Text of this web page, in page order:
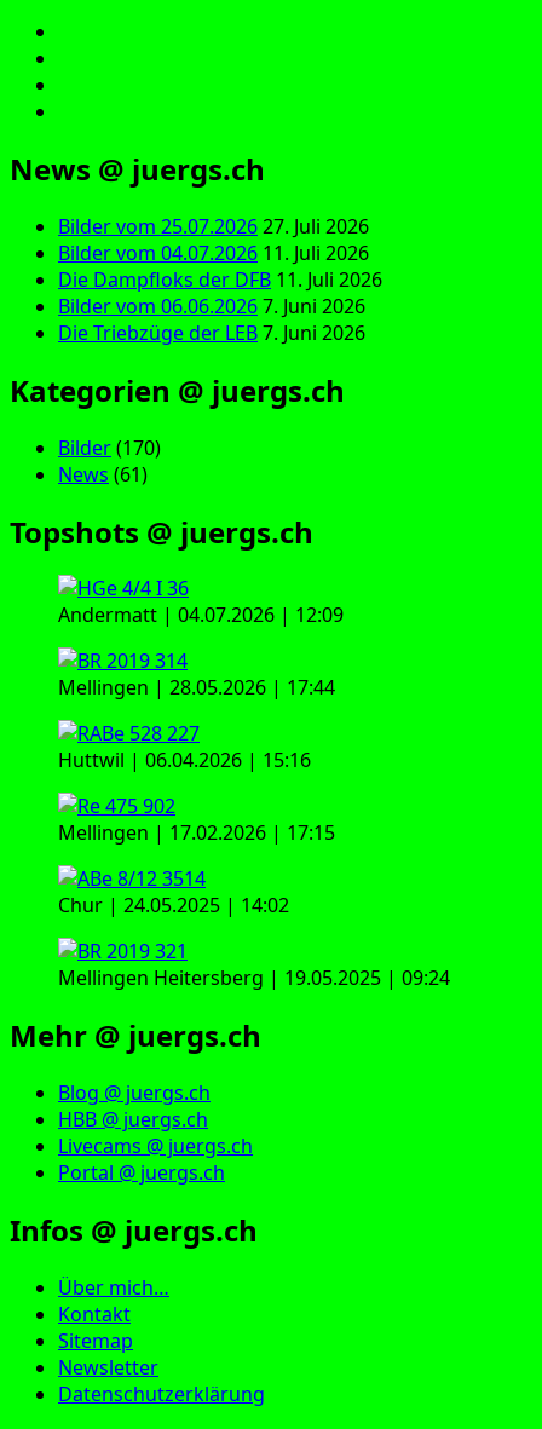
News @ juergs.ch
Bilder vom 25.07.202627. Juli 2026
Bilder vom 04.07.2026 11. Juli 2026
Die Dampfloks der DFB 11. Juli 2026
Bilder vom 06.06.20267. Juni 2026
Die Triebzüge der LEB7. Juni 2026
Kategorien @ juergs.ch
Bilder(170)
News (61)
Topshots @ juergs.ch
Andermatt | 04.07.2026 | 12:09
Mellingen | 28.05.2026 | 17:44
Huttwil | 06.04.2026 | 15:16
Mellingen | 17.02.2026 | 17:15
Chur | 24.05.2025 | 14:02
Mellingen Heitersberg | 19.05.2025 | 09:24
Mehr @ juergs.ch
Blog @ juergs.ch
HBB @ juergs.ch
Livecams @ juergs.ch
Portal @ juergs.ch
Infos @ juergs.ch
Über mich…
Kontakt
Sitemap
Newsletter
Datenschutzerklärung